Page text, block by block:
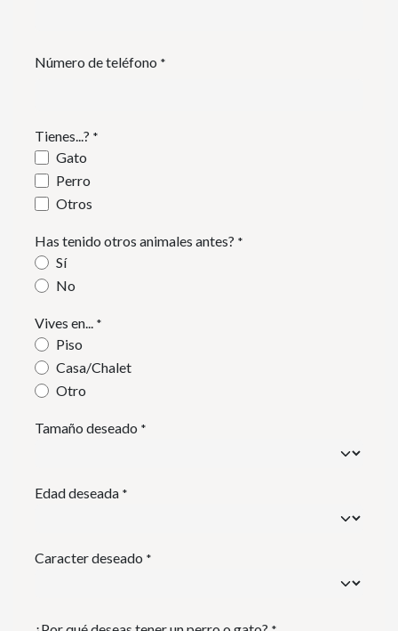
Número de teléfono *
Tienes...? *
Gato
Perro
Otros
Has tenido otros animales antes? *
Sí
No
Vives en... *
Piso
Casa/Chalet
Otro
Tamaño deseado *
Edad deseada *
Caracter deseado *